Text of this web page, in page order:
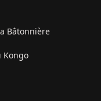
Bâtonnière
Kongo